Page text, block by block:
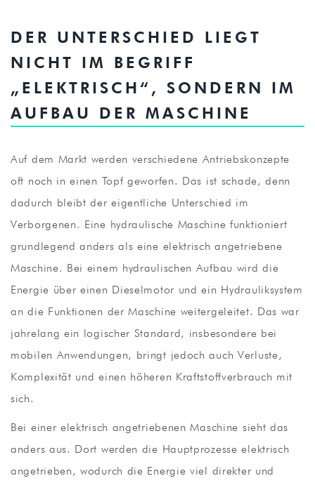
DER UNTERSCHIED LIEGT
NICHT IM BEGRIFF
„ELEKTRISCH“, SONDERN IM
AUFBAU DER MASCHINE
Auf dem Markt werden verschiedene Antriebskonzepte
oft noch in einen Topf geworfen. Das ist schade, denn
dadurch bleibt der eigentliche Unterschied im
Verborgenen. Eine hydraulische Maschine funktioniert
grundlegend anders als eine elektrisch angetriebene
Maschine. Bei einem hydraulischen Aufbau wird die
Energie über einen Dieselmotor und ein Hydrauliksystem
an die Funktionen der Maschine weitergeleitet. Das war
jahrelang ein logischer Standard, insbesondere bei
mobilen Anwendungen, bringt jedoch auch Verluste,
Komplexität und einen höheren Kraftstoffverbrauch mit
sich.
Bei einer elektrisch angetriebenen Maschine sieht das
anders aus. Dort werden die Hauptprozesse elektrisch
angetrieben, wodurch die Energie viel direkter und